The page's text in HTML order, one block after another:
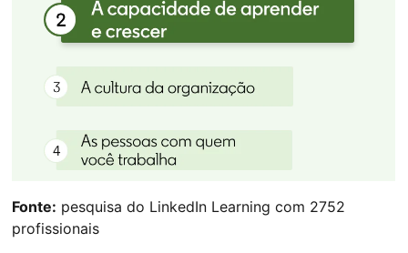
Fonte: pesquisa do LinkedIn Learning com 2752
profissionais